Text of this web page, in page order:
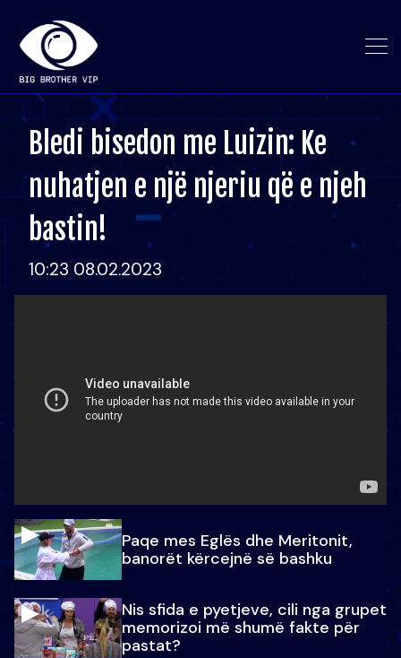
Bledi bisedon me Luizin: Ke
nuhatjen e një njeriu që e njeh
bastin!
10:23 08.02.2023
Paqe mes Eglës dhe Meritonit,
banorët kërcejnë së bashku
Nis sfida e pyetjeve, cili nga grupet
memorizoi më shumë fakte për
pastat?